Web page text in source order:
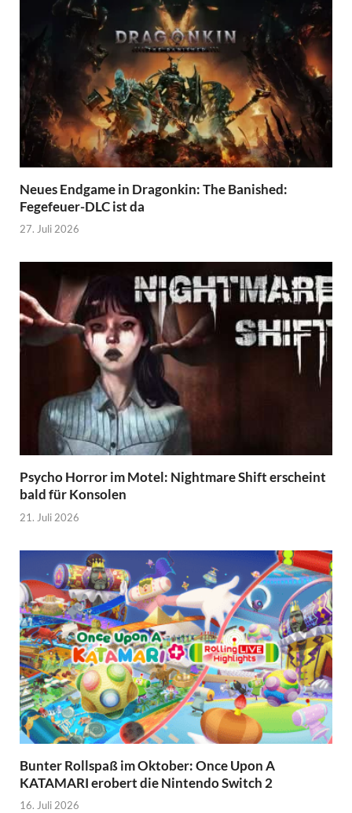
Neues Endgame in Dragonkin: The Banished:
Fegefeuer-DLC ist da
27. Juli 2026
Psycho Horror im Motel: Nightmare Shift erscheint
bald für Konsolen
21. Juli 2026
Bunter Rollspaß im Oktober: Once Upon A
KATAMARI erobert die Nintendo Switch 2
16. Juli 2026